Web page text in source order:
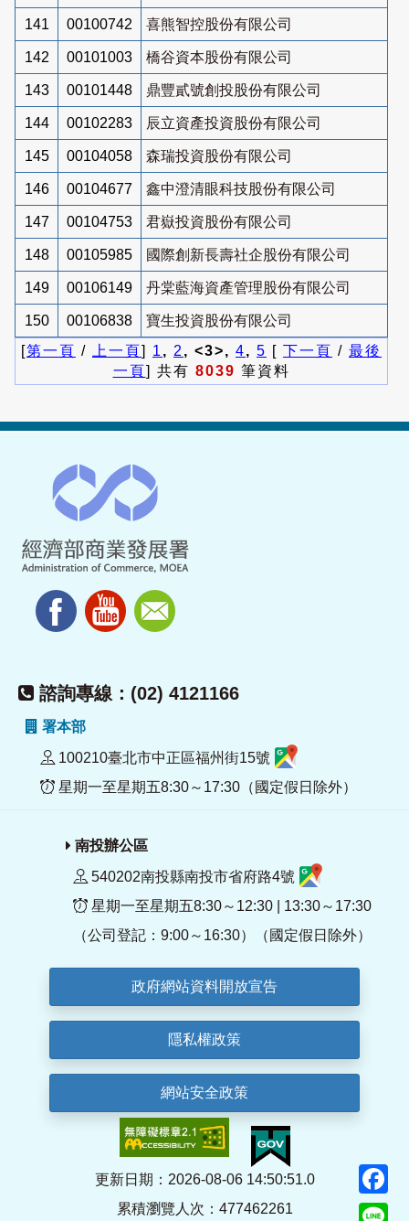
141 00100742 喜熊智控股份有限公司
142 00101003 橋谷資本股份有限公司
143 00101448 鼎豐貳號創投股份有限公司
144 00102283 辰立資產投資股份有限公司
145 00104058 森瑞投資股份有限公司
146 00104677 鑫中澄清眼科技股份有限公司
147 00104753 君嶽投資股份有限公司
148 00105985 國際創新長壽社企股份有限公司
149 00106149 丹棠藍海資產管理股份有限公司
150 00106838
寶生投資股份有限公司
[第一頁 / 上一頁] 1 , 2 , <3>, 4, 5 [ 下一頁 / 最後
一頁] 共有 8039 筆資料
諮詢專線：(02) 4121166
署本部
100210臺北市中正區福州街15號
星期一至星期五8:30～17:30（國定假日除外）
南投辦公區
540202南投縣南投市省府路4號
星期一至星期五8:30～12:30 | 13:30～17:30
（公司登記：9:00～16:30）（國定假日除外）
政府網站資料開放宣告
隱私權政策
網站安全政策
更新日期：2026-08-06 14:50:51.0
累積瀏覽人次：477462261